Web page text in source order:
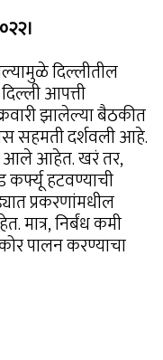
दिल्लीतील
आपत्ती
झालेल्या बैठकीत
सहमती दर्शवली आहे.
आले आहेत. खरं तर,
हटवण्याची
प्रकरणांमधील
निर्बंध कमी
पालन करण्याचा